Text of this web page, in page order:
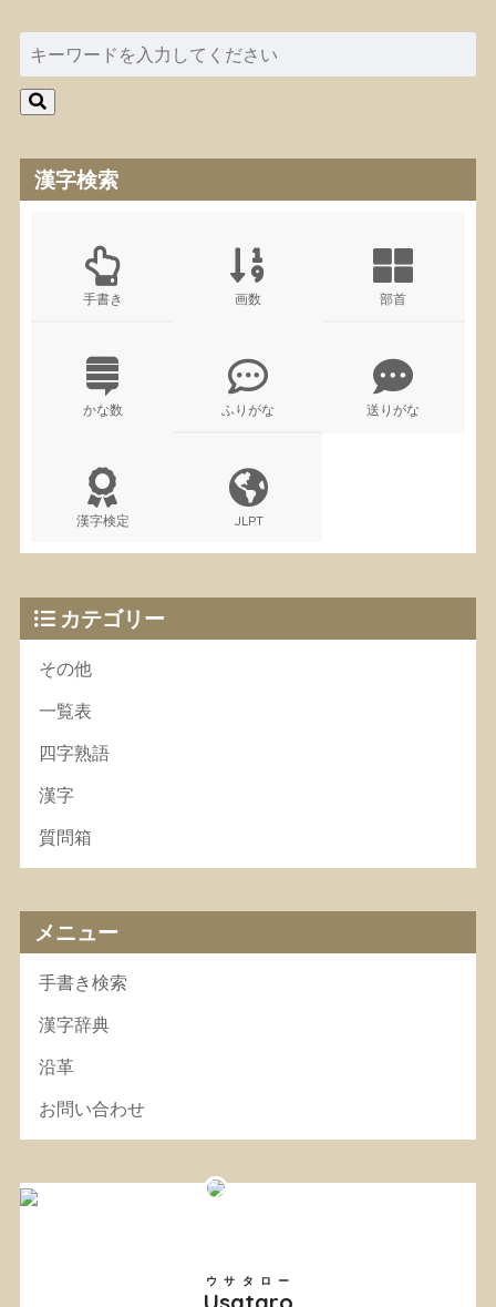
漢字検索
手書き 画数 部首
かな数 ふりがな 送りがな
漢字検定 JLPT
カテゴリー
その他
一覧表
四字熟語
漢字
質問箱
メニュー
手書き検索
漢字辞典
沿革
お問い合わせ
ウサタロー